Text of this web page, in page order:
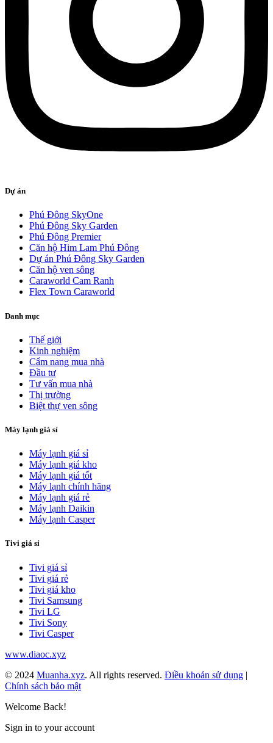
Dự án
Phú Đông SkyOne
Phú Đông Sky Garden
Phú Đông Premier
Căn hộ Him Lam Phú Đông
Dự án Phú Đông Sky Garden
Căn hộ ven sông
Caraworld Cam Ranh
Flex Town Caraworld
Danh mục
Thế giới
Kinh nghiệm
Cẩm nang mua nhà
Đầu tư
Tư vấn mua nhà
Thị trường
Biệt thự ven sông
Máy lạnh giá sỉ
Máy lạnh giá sỉ
Máy lạnh giá kho
Máy lạnh giá tốt
Máy lạnh chính hãng
Máy lạnh giá rẻ
Máy lạnh Daikin
Máy lạnh Casper
Tivi giá sỉ
Tivi giá sỉ
Tivi giá rẻ
Tivi giá kho
Tivi Samsung
Tivi LG
Tivi Sony
Tivi Casper
www.diaoc.xyz
© 2024 Muanha.xyz. All rights reserved. Điều khoản sử dụng |
Chính sách bảo mật
Welcome Back!
Sign in to your account